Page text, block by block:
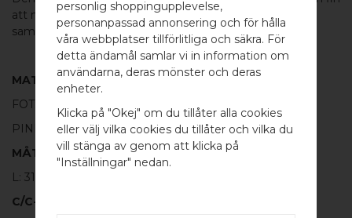
WELCOME TO
BB SWEDEN HARDWARE
Välj land / Choose country
att matcha med de andra handtagen eller knoppen
samma serie.
MATERIAL
FOT:
100% POLERAD MÄSSING
PINNE: 100% BORSTAT ROSTFRITT STÅL
MÅTT
L: 314MM H: 40MM TJ: 12MM
C/C-MÅTT
personlig shoppingupplevelse,
personanpassad annonsering och för hålla
våra webbplatser tillförlitliga och säkra. För
detta ändamål samlar vi in information om
användarna, deras mönster och deras
enheter.
Klicka på "Okej" om du tillåter alla cookies
eller välj vilka cookies du tillåter och vilka du
vill stänga av genom att klicka på
"Inställningar" nedan.